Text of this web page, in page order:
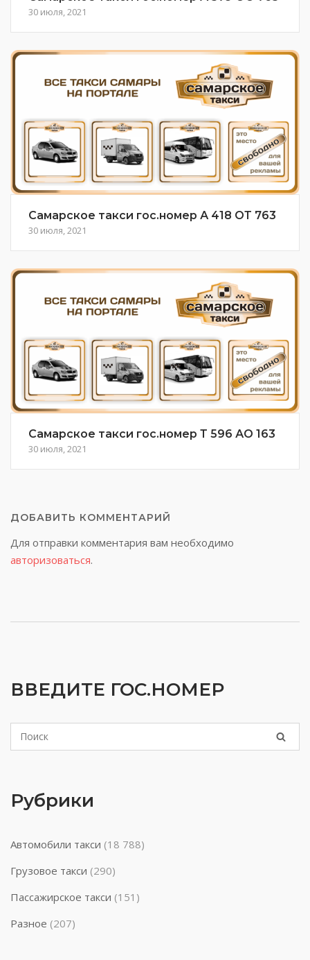
30 июля, 2021
Самарское такси гос.номер А 418 ОТ 763
30 июля, 2021
Самарское такси гос.номер Т 596 АО 163
30 июля, 2021
ДОБАВИТЬ КОММЕНТАРИЙ
Для отправки комментария вам необходимо
авторизоваться.
ВВЕДИТЕ ГОС.НОМЕР
Рубрики
Автомобили такси (18 788)
Грузовое такси (290)
Пассажирское такси (151)
Разное (207)